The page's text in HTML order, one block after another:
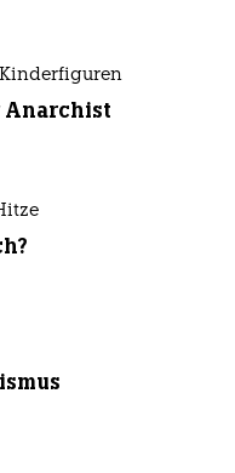
Anarchist